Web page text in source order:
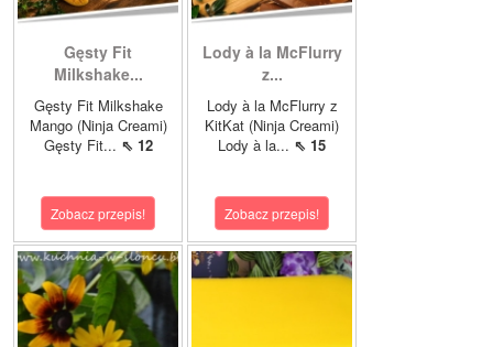
Gęsty Fit
Milkshake...
Gęsty Fit Milkshake
Mango (Ninja Creami)
Gęsty Fit... ⇖ 12
Zobacz przepis!
Lody à la McFlurry
z...
Lody à la McFlurry z
KitKat (Ninja Creami)
Lody à la... ⇖ 15
Zobacz przepis!